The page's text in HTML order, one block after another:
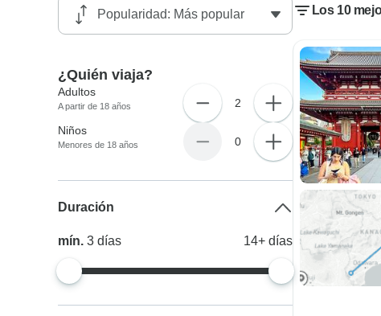
Los 10
¿Quién viaja?
Adultos
A partir de 18 años 2
Niños
Menores de 18 años 0
Duración
mín.3días 14+ días